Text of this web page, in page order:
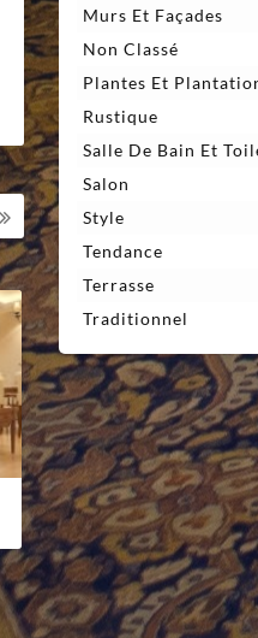
Murs Et Façades
Non Classé
Plantes Et
Rustique
Salle De Bain Et
Salon
Style
Tendance
Terrasse
Traditionnel